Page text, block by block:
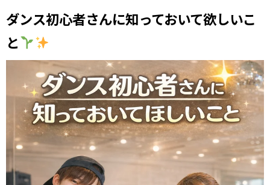
ダンス初心者さんに知っておいて欲しいこ
と